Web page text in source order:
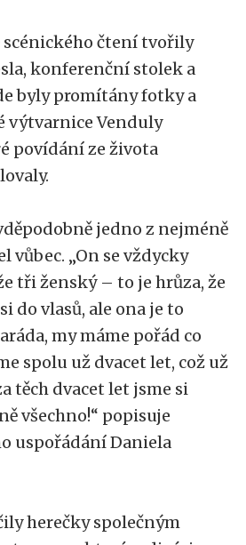
scénického čtení tvořily
konferenční stolek a
byly promítány fotky a
výtvarnice Venduly
povídání ze života
jedno z nejméně
vůbec. „On se vždycky
tři ženský – to je hrůza, že
do vlasů, ale ona je to
my máme pořád co
spolu už dvacet let, což už
těch dvacet let jsme si
všechno!“ popisuje
uspořádání Daniela
herečky společným